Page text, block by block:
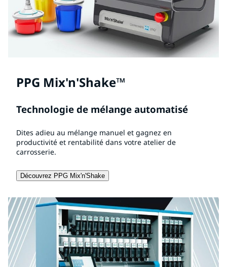
PPG Mix'n'Shake™
Technologie de mélange automatisé
Dites adieu au mélange manuel et gagnez en
productivité et rentabilité dans votre atelier de
carrosserie.
Découvrez PPG Mix'n'Shake